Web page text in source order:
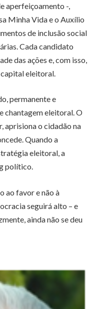
aperfeiçoamento -,
Minha Vida e o Auxílio
de inclusão social
Cada candidato
das ações e, com isso,
eleitoral.
permanente e
chantagem eleitoral. O
aprisiona o cidadão na
Quando a
eleitoral, a
político.
ao favor e não à
seguirá alto – e
ainda não se deu